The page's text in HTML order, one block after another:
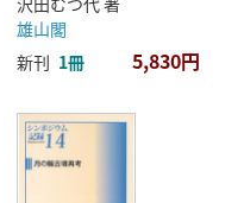
雄山閣
新刊 1冊 5,830円